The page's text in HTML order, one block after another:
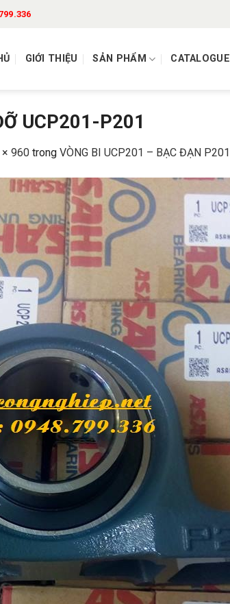
GIỚI THIỆU SẢN PHẨM CATALOGUE
UCP201-P201
× 960 trong VÒNG BI UCP201 – BẠC ĐẠN P201